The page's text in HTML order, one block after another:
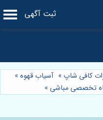
ثبت آگهی
کافی شاپ » آسیاب قهوه»
تخصصی مباشی »